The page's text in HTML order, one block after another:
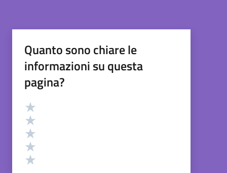
Quanto sono chiare le
informazioni su questa
pagina?
Valutazione